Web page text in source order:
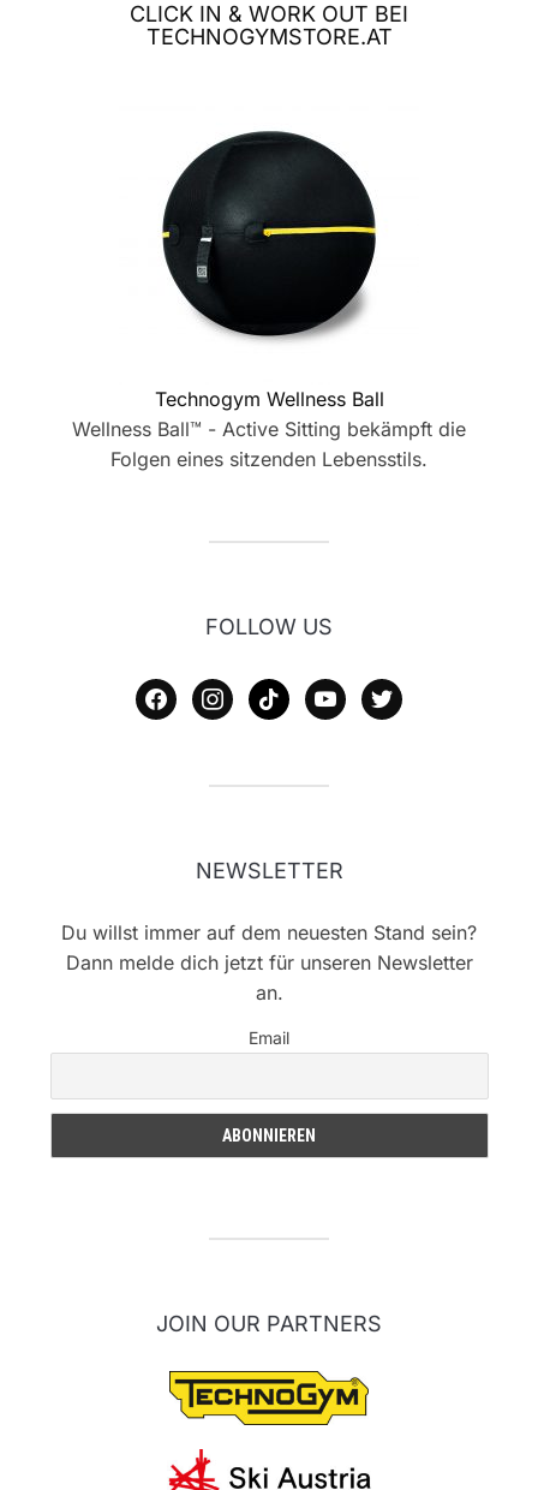
CLICK IN & WORK OUT BEI
TECHNOGYMSTORE.AT
Technogym Wellness Ball
Wellness Ball™ - Active Sitting bekämpft die
Folgen eines sitzenden Lebensstils.
FOLLOW US
facebookinstagram
tiktok youtubetwitter
NEWSLETTER
Du willst immer auf dem neuesten Stand sein?
Dann melde dich jetzt für unseren Newsletter
an.
Email
JOIN OUR PARTNERS